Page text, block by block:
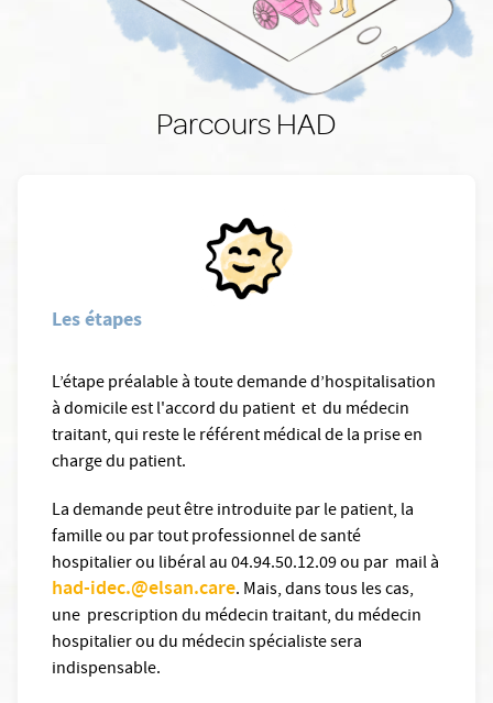
Parcours HAD
Les étapes
L’étape préalable à toute demande d’hospitalisation
à domicile est l'accord du patient et du médecin
traitant, qui reste le référent médical de la prise en
charge du patient.
La demande peut être introduite par le patient, la
famille ou par tout professionnel de santé
hospitalier ou libéral au 04.94.50.12.09 ou par mail à
had-idec.@elsan.care. Mais, dans tous les cas,
une prescription du médecin traitant, du médecin
hospitalier ou du médecin spécialiste sera
indispensable.